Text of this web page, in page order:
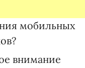
мобильных
внимание